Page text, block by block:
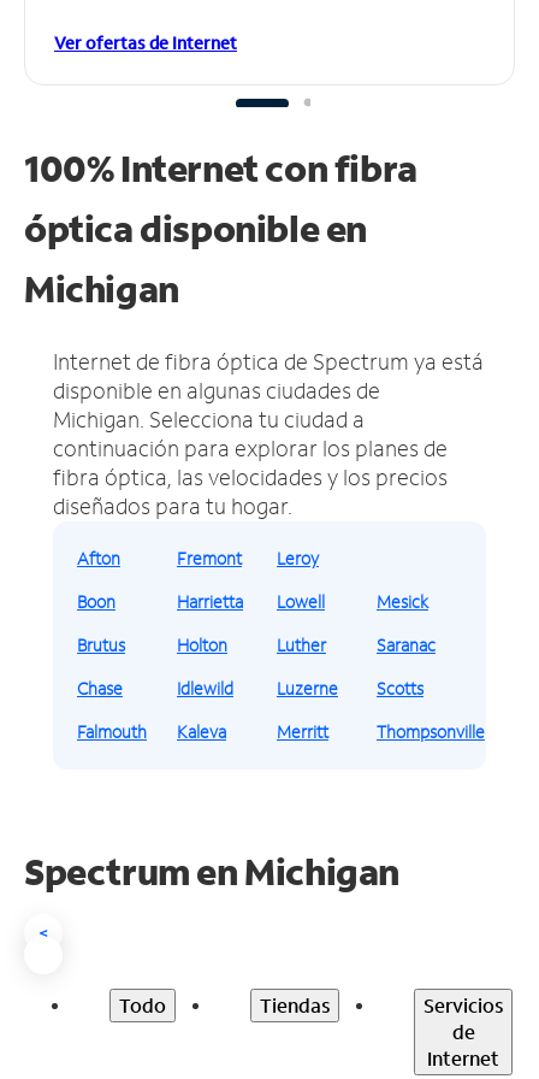
Ver ofertas de Internet
100% Internet con fibra
óptica disponible en
Michigan
Internet de fibra óptica de Spectrum ya está
disponible en algunas ciudades de
Michigan. Selecciona tu ciudad a
continuación para explorar los planes de
fibra óptica, las velocidades y los precios
diseñados para tu hogar.
Afton
Boon
Brutus
Chase
Falmouth
Fremont
Harrietta
Holton
Idlewild
Kaleva
Leroy
Lowell
Luther
Luzerne
Merritt
Mesick
Saranac
Scotts
Thompsonville
Spectrum enMichigan
<
Todo Tiendas
Servicios
de
Internet